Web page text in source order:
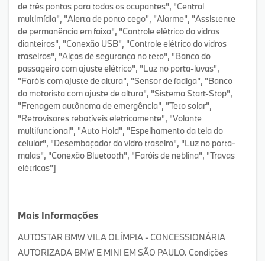
de três pontos para todos os ocupantes", "Central
multimídia", "Alerta de ponto cego", "Alarme", "Assistente
de permanência em faixa", "Controle elétrico do vidros
dianteiros", "Conexão USB", "Controle elétrico do vidros
traseiros", "Alças de segurança no teto", "Banco do
passageiro com ajuste elétrico", "Luz no porta-luvas",
"Faróis com ajuste de altura", "Sensor de fadiga", "Banco
do motorista com ajuste de altura", "Sistema Start-Stop",
"Frenagem autônoma de emergência", "Teto solar",
"Retrovisores rebatíveis eletricamente", "Volante
multifuncional", "Auto Hold", "Espelhamento da tela do
celular", "Desembaçador do vidro traseiro", "Luz no porta-
malas", "Conexão Bluetooth", "Faróis de neblina", "Travas
elétricas"]
Mais Informações
AUTOSTAR BMW VILA OLÍMPIA - CONCESSIONÁRIA
AUTORIZADA BMW E MINI EM SÃO PAULO. Condições